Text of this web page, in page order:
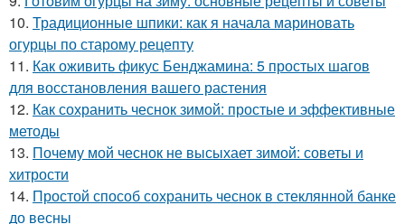
10. Традиционные шпики: как я начала мариновать
огурцы по старому рецепту
11. Как оживить фикус Бенджамина: 5 простых шагов
для восстановления вашего растения
12. Как сохранить чеснок зимой: простые и эффективные
методы
13. Почему мой чеснок не высыхает зимой: советы и
хитрости
14. Простой способ сохранить чеснок в стеклянной банке
до весны